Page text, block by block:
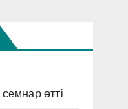
өтті